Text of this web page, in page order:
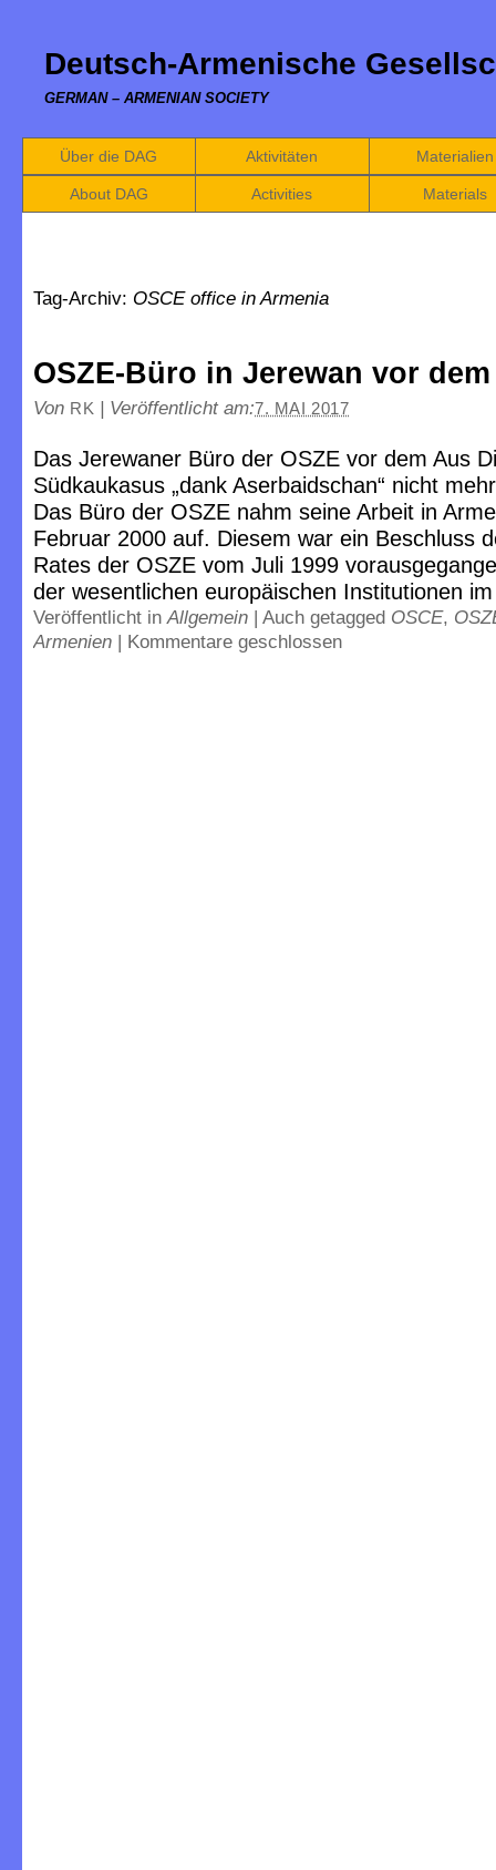
Deutsch-Armenische
GERMAN – ARMENIAN SOCIETY
Über die DAG Aktivitäten Materialien
About DAG Activities Materials
Tag-Archiv: OSCE office in Armenia
OSZE-Büro in Jerewan vor
Von RK | Veröffentlicht am:7. MAI 2017
Das Jerewaner Büro der OSZE vor dem Aus
Südkaukasus „dank Aserbaidschan“ nicht
Das Büro der OSZE nahm seine Arbeit in
Februar 2000 auf. Diesem war ein Beschluss
Rates der OSZE vom Juli 1999
der wesentlichen europäischen Institutionen
Veröffentlicht inAllgemein | Auch getagged OSCE,
Armenien | Kommentare geschlossen